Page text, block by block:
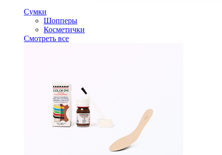
Сумки
Шопперы
Косметички
Смотреть все